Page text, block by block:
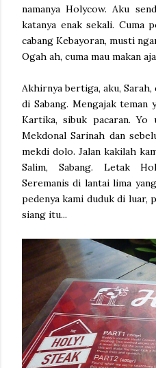
namanya Holycow. Aku
katanya enak sekali. Cuma
cabang Kebayoran, musti
Ogah ah, cuma mau makan
Akhirnya bertiga, aku,
di Sabang. Mengajak teman
Kartika, sibuk pacaran. Yo
Mekdonal Sarinah dan
mekdi dolo. Jalan kakilah
Salim, Sabang. Letak
Seremanis di lantai lima
pedenya kami duduk di luar,
siang itu...